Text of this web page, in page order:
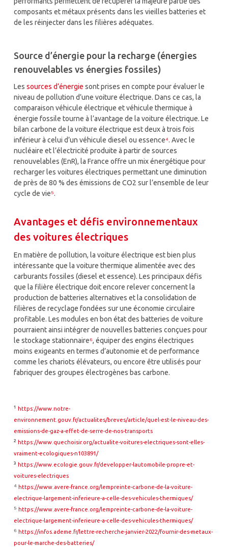
composants et métaux présents dans les vieilles batteries et
de les réinjecter dans les filières adéquates.
Source d’énergie pour la recharge (énergies
renouvelables vs énergies fossiles)
Lessources d’énergie sont prises en compte pour évaluer le
niveau de pollution d’une voiture électrique. Dans ce cas, la
comparaison véhicule électrique et véhicule thermique à
énergie fossile tourne à l’avantage de la voiture électrique. Le
bilan carbone de la voiture électrique est deux à trois fois
inférieur à celui d’un véhicule diesel ou essence⁴. Avec le
nucléaire et l’électricité produite à partir de sources
renouvelables (EnR), la France offre un mix énergétique pour
recharger les voitures électriques permettant une diminution
de près de 80 % des émissions de CO2 sur l’ensemble de leur
cycle de vie⁵.
Avantages et défis environnementaux
des voitures électriques
En matière de pollution, la voiture électrique est bien plus
intéressante que la voiture thermique alimentée avec des
carburants fossiles (diesel et essence). Les principaux défis
que la filière électrique doit encore relever concernent la
production de batteries alternatives et la consolidation de
filières de recyclage fondées sur une économie circulaire
profitable. Les modules en bon état des batteries de voiture
pourraient ainsi intégrer de nouvelles batteries conçues pour
le stockage stationnaire⁶, équiper des engins électriques
moins exigeants en termes d’autonomie et de performance
comme les chariots élévateurs, ou encore être utilisés pour
fabriquer des groupes électrogènes bas carbone.
¹https://www.notre-
environnement.gouv.fr/actualites/breves/article/quel-est-le-niveau-des-
emissions-de-gaz-a-effet-de-serre-de-nos-transports
²https://www.quechoisir.org/actualite-voitures-electriques-sont-elles-
vraiment-ecologiques-n103891/
³https://www.ecologie.gouv.fr/developper-lautomobile-propre-et-
voitures-electriques
⁴https://www.avere-france.org/lempreinte-carbone-de-la-voiture-
electrique-largement-inferieure-a-celle-des-vehicules-thermiques/
⁵https://www.avere-france.org/lempreinte-carbone-de-la-voiture-
electrique-largement-inferieure-a-celle-des-vehicules-thermiques/
⁶https://infos.ademe.fr/lettre-recherche-janvier-2022/fournir-des-metaux-
pour-le-marche-des-batteries/